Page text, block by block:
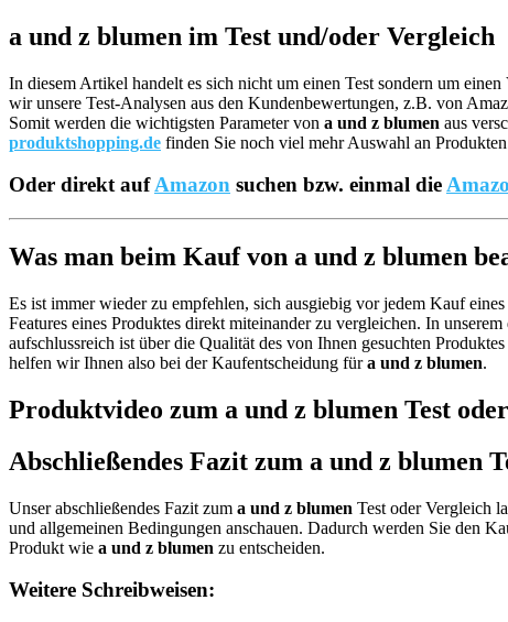
a und z blumen im Test und/oder Vergleich
In diesem Artikel handelt es sich nicht um einen Test sondern um
wir unsere Test-Analysen aus den Kundenbewertungen, z.B. von
Somit werden die wichtigsten Parameter von a und z blumen aus
produktshopping.de finden Sie noch viel mehr Auswahl an
Oder direkt aufAmazon suchen bzw. einmal die
Was man beim Kauf von a und z blumen
Es ist immer wieder zu empfehlen, sich ausgiebig vor jedem Kauf
Features eines Produktes direkt miteinander zu vergleichen. In
aufschlussreich ist über die Qualität des von Ihnen gesuchten
helfen wir Ihnen also bei der Kaufentscheidung füra und z blumen.
Produktvideo zum a und z blumen Test
Abschließendes Fazit zum a und z blumen
Unser abschließendes Fazit zum a und z blumen Test oder Vergleich
und allgemeinen Bedingungen anschauen. Dadurch werden Sie den
Produkt wie a und z blumen zu entscheiden.
Weitere Schreibweisen: